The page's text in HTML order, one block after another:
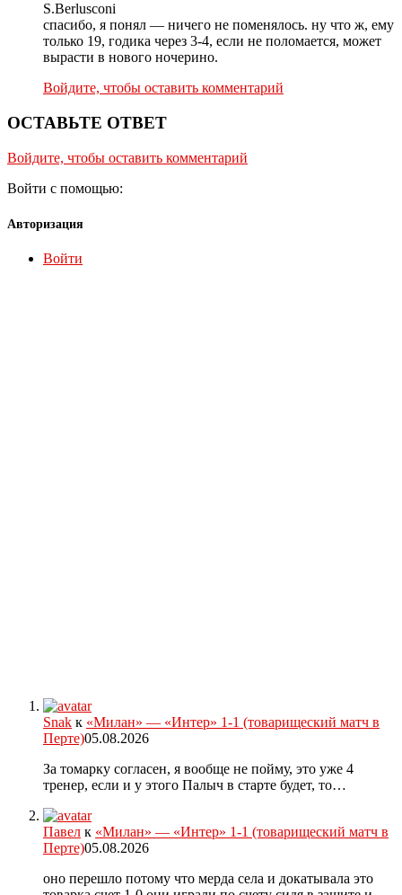
S.Berlusconi
спасибо, я понял — ничего не поменялось. ну что ж, ему
только 19, годика через 3-4, если не поломается, может
вырасти в нового ночерино.
Войдите, чтобы оставить комментарий
ОСТАВЬТЕ ОТВЕТ
Войдите, чтобы оставить комментарий
Войти с помощью:
Авторизация
Войти
Snak к «Милан» — «Интер» 1-1 (товарищеский матч в
Перте)05.08.2026
За томарку согласен, я вообще не пойму, это уже 4
тренер, если и у этого Палыч в старте будет, то…
Павел к «Милан» — «Интер» 1-1 (товарищеский матч в
Перте)05.08.2026
оно перешло потому что мерда села и докатывала это